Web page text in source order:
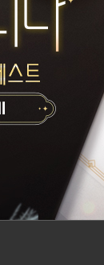
마디가 없습니다.
내 것 아닌
드가 없습니다.
름이 없습니다.